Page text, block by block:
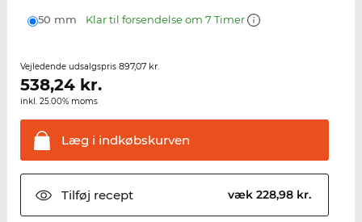
50 mm Klar til forsendelse om 7 Timer
Vejledende udsalgspris 897,07 kr.
538,24kr.
inkl. 25.00% moms
Læg i indkøbskurven
Tilføj recept væk 228,98 kr.